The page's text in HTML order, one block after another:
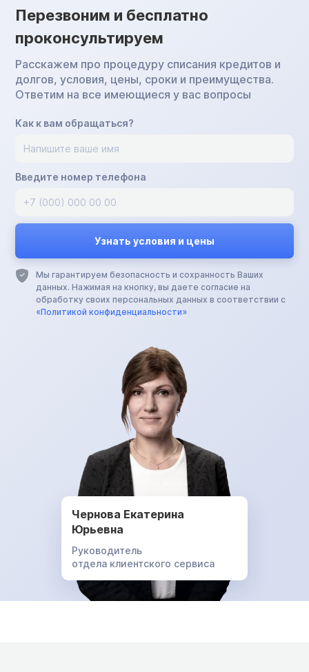
Перезвоним и бесплатно
проконсультируем
Расскажем про процедуру списания кредитов и
долгов, условия, цены, сроки и преимущества.
Ответим на все имеющиеся у вас вопросы
Как к вам обращаться?
Введите номер телефона
Мы гарантируем безопасность и сохранность Ваших
данных. Нажимая на кнопку, вы даете согласие на
обработку своих персональных данных в соответствии с
«Политикой конфиденциальности»
Чернова Екатерина
Юрьевна
Руководитель
отдела клиентского сервиса